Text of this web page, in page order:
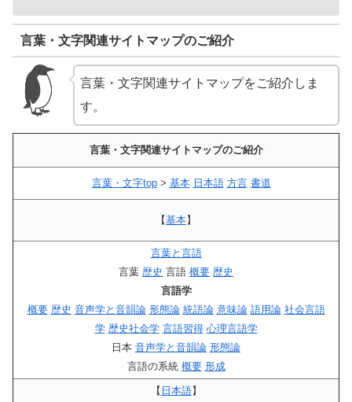
言葉・文字関連サイトマップのご紹介
言葉・文字関連サイトマップをご紹介しま
す。
言葉・文字関連サイトマップのご紹介
言葉・文字top> 基本 日本語 方言 書道
【基本】
言葉と言語
言葉 歴史 言語 概要 歴史
言語学
概要 歴史 音声学と音韻論 形態論 統語論 意味論 語用論 社会言語
学 歴史社会学 言語習得 心理言語学
日本 音声学と音韻論 形態論
言語の系統 概要 形成
【 日本語】